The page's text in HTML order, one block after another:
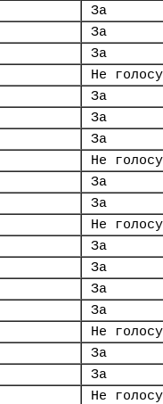
За
За
За
Не
За
За
За
Не
За
За
Не
За
За
За
За
Не
За
За
Не